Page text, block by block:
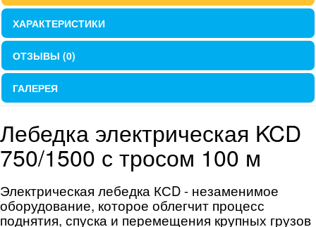
ХАРАКТЕРИСТИКИ
ОТЗЫВЫ (0)
ГАЛЕРЕЯ
Лебедка электрическая KCD
750/1500 с тросом 100 м
Электрическая лебедка КСD - незаменимое
оборудование, которое облегчит процесс
поднятия, спуска и перемещения крупных грузов